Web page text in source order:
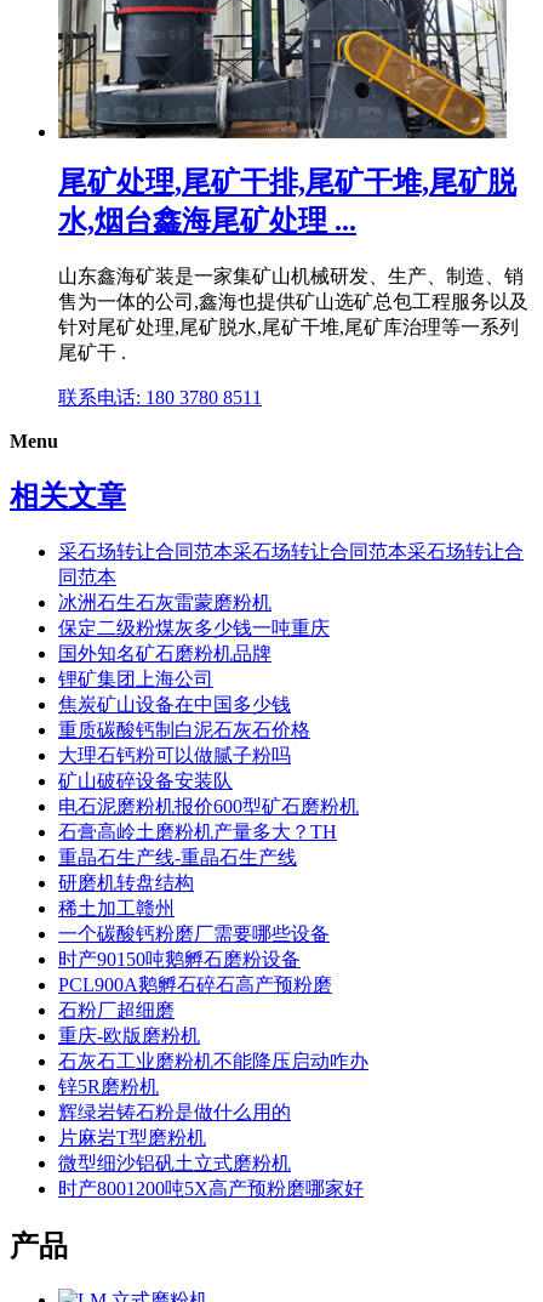
尾矿处理,尾矿干排,尾矿干堆,尾矿脱
水,烟台鑫海尾矿处理 ...
山东鑫海矿装是一家集矿山机械研发、生产、制造、销
售为一体的公司,鑫海也提供矿山选矿总包工程服务以及
针对尾矿处理,尾矿脱水,尾矿干堆,尾矿库治理等一系列
尾矿干 .
联系电话: 180 3780 8511
Menu
相关文章
采石场转让合同范本采石场转让合同范本采石场转让合
同范本
冰洲石生石灰雷蒙磨粉机
保定二级粉煤灰多少钱一吨重庆
国外知名矿石磨粉机品牌
锂矿集团上海公司
焦炭矿山设备在中国多少钱
重质碳酸钙制白泥石灰石价格
大理石钙粉可以做腻子粉吗
矿山破碎设备安装队
电石泥磨粉机报价600型矿石磨粉机
石膏高岭土磨粉机产量多大？TH
重晶石生产线-重晶石生产线
研磨机转盘结构
稀土加工赣州
一个碳酸钙粉磨厂需要哪些设备
时产90150吨鹅孵石磨粉设备
PCL900A鹅孵石碎石高产预粉磨
石粉厂超细磨
重庆-欧版磨粉机
石灰石工业磨粉机不能降压启动咋办
锌5R磨粉机
辉绿岩铸石粉是做什么用的
片麻岩T型磨粉机
微型细沙铝矾土立式磨粉机
时产8001200吨5X高产预粉磨哪家好
产品